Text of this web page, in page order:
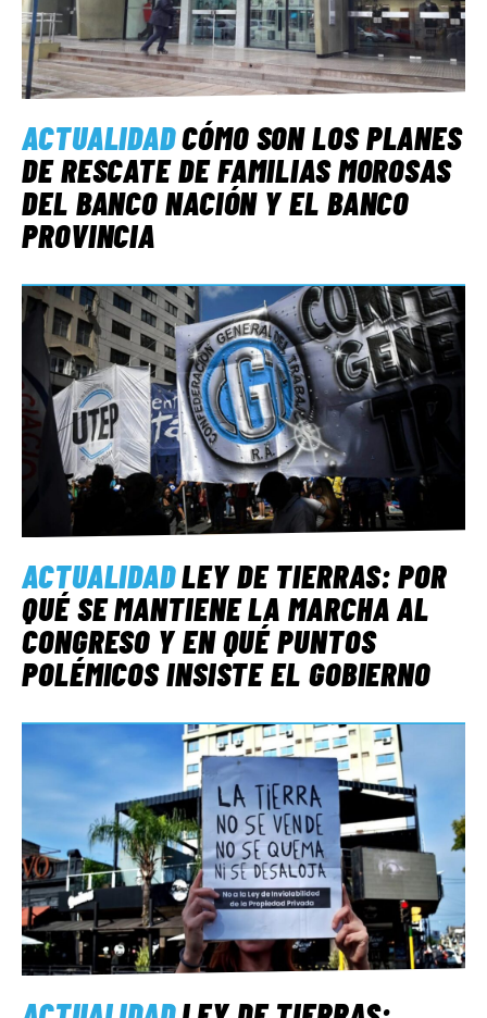
ACTUALIDADCÓMO SON LOS PLANES
DE RESCATE DE FAMILIAS MOROSAS
DEL BANCO NACIÓN Y EL BANCO
PROVINCIA
ACTUALIDADLEY DE TIERRAS: POR
QUÉ SE MANTIENE LA MARCHA AL
CONGRESO Y EN QUÉ PUNTOS
POLÉMICOS INSISTE EL GOBIERNO